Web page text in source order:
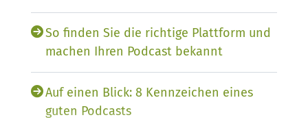
So finden Sie die richtige Plattform und
machen Ihren Podcast bekannt
Auf einen Blick: 8 Kennzeichen eines
guten Podcasts